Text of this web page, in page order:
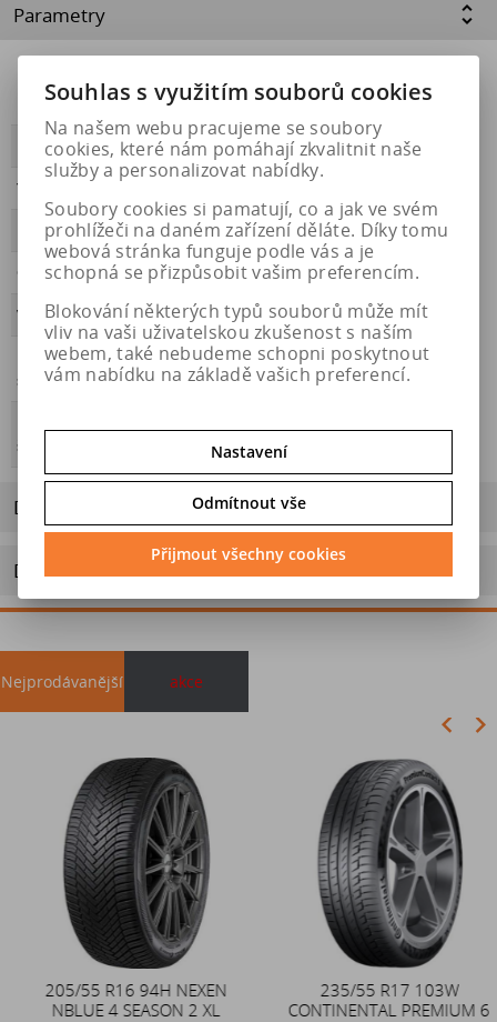
Parametry
Přilnavost na
ledu
PŘILNAVOST D
Třída hluku
HLUČNOST 71
OBDOBÍ letní
VALIVÝ ODPOR D
Přilnavost na
sněhu
NE
štítek
Dotaz na výrobek
Doporučit výrobek
Nejprodávanější akce
205/55 R16 94H NEXEN
NBLUE 4 SEASON 2 XL
235/55 R17 103W
CONTINENTAL PREMIUM 6
Duše 12x4 (4.00-4) kovový
zahnutý ventil TR87
Souhlas s využitím souborů cookies
Na našem webu pracujeme se soubory
cookies, které nám pomáhají zkvalitnit naše
služby a personalizovat nabídky.
Soubory cookies si pamatují, co a jak ve svém
prohlížeči na daném zařízení děláte. Díky tomu
webová stránka funguje podle vás a je
schopná se přizpůsobit vašim preferencím.
Blokování některých typů souborů může mít
vliv na vaši uživatelskou zkušenost s naším
webem, také nebudeme schopni poskytnout
vám nabídku na základě vašich preferencí.
Nastavení
Odmítnout vše
Přijmout všechny cookies